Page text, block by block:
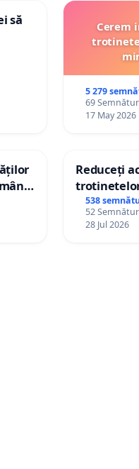
să
Cerem
5 279
69
17 May 2026
în
Reduceți
538
52
28 Jul 2026